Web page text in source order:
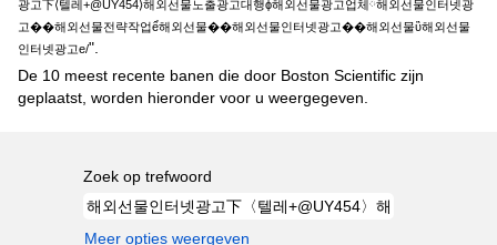
광고下⟨텔레+@UY454⟩해외선물노출광고대행ϕ해외선물광고업체ྂ해외선물인터넷광
고��해외선물전략작업ể해외선물��해외선물인터넷광고��해외선물ὒ해외선물
인터넷광고e/".
De 10 meest recente banen die door Boston Scientific zijn
geplaatst, worden hieronder voor u weergegeven.
Zoek op trefwoord
Meer opties weergeven